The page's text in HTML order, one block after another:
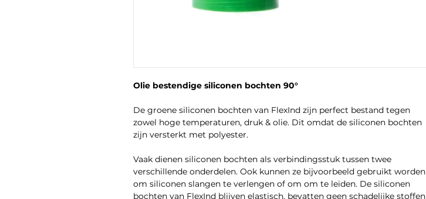
Olie bestendige siliconen bochten 90°
De groene siliconen bochten van FlexInd zijn perfect bestand tegen
zowel hoge temperaturen, druk & olie. Dit omdat de siliconen bochten
zijn versterkt met polyester.
Vaak dienen siliconen bochten als verbindingsstuk tussen twee
verschillende onderdelen. Ook kunnen ze bijvoorbeeld gebruikt worden
om siliconen slangen te verlengen of om om te leiden. De siliconen
bochten van FlexInd blijven elastisch, bevatten geen schadelijke stoffen